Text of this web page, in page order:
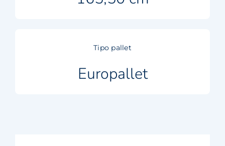
Tipo pallet
Europallet